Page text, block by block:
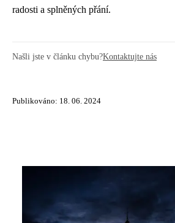
radosti a splněných přání.
Našli jste v článku chybu?Kontaktujte nás
Publikováno: 18. 06. 2024